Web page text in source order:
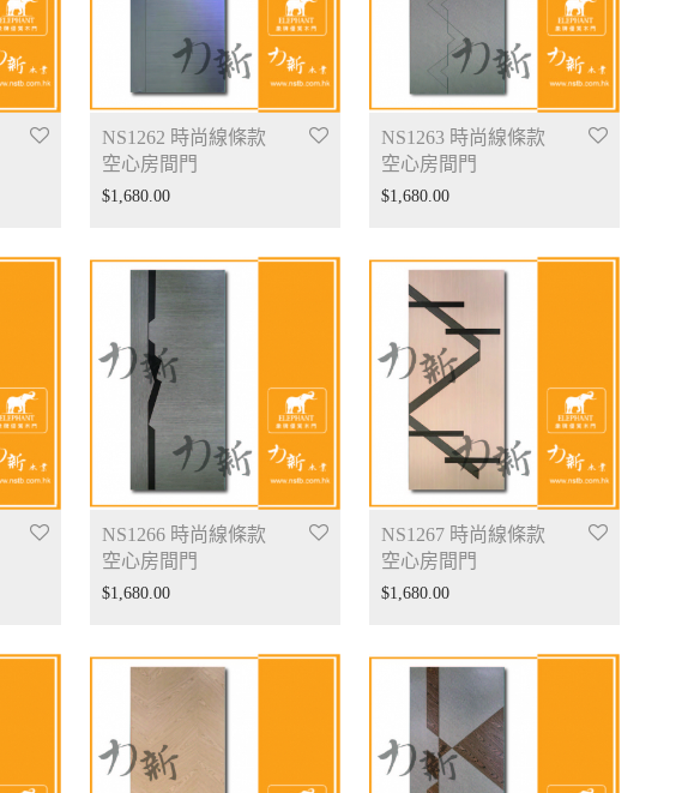
NS1262 時尚線條款
空心房間門
$1,680.00
NS1263 時尚線條款
空心房間門
$1,680.00
NS1266 時尚線條款
空心房間門
$1,680.00
NS1267 時尚線條款
空心房間門
$1,680.00